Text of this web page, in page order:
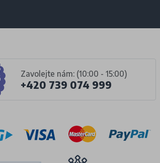
Zavolejte nám: (10:00 - 15:00)
+420 739 074 999